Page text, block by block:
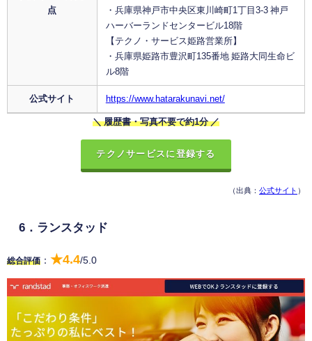
点
・兵庫県神戸市中央区東川崎町1丁目3-3 神戸
ハーバーランドセンタービル18階
【テクノ・サービス姫路営業所】
・兵庫県姫路市豊沢町135番地 姫路大同生命ビ
ル8階
公式サイト https://www.hatarakunavi.net/
＼ 履歴書・写真不要で約1分 ／
テクノサービスに登録する
（出典： 公式サイト ）
6．ランスタッド
総合評価 ： ★4.4/5.0